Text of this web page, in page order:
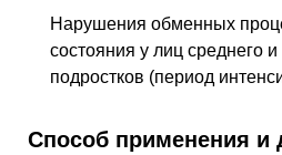
Нарушения обменных
состояния у лиц среднего
подростков (период
Способ применения и